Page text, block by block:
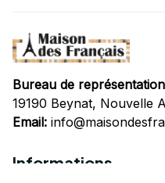
Bureau de
19190 Beynat, Nouvelle
Email:
Informations